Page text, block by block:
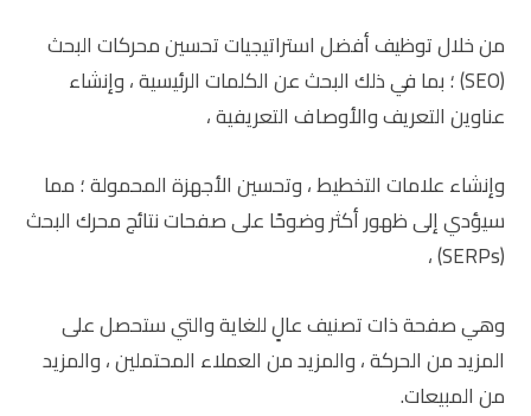
من خلال توظيف أفضل استراتيجيات تحسين محركات البحث
(SEO) ؛ بما في ذلك البحث عن الكلمات الرئيسية ، وإنشاء
عناوين التعريف والأوصاف التعريفية ،
وإنشاء علامات التخطيط ، وتحسين الأجهزة المحمولة ؛ مما
سيؤدي إلى ظهور أكثر وضوحًا على صفحات نتائج محرك البحث
(SERPs) ،
وهي صفحة ذات تصنيف عالٍ للغاية والتي ستحصل على
المزيد من الحركة ، والمزيد من العملاء المحتملين ، والمزيد
من المبيعات.